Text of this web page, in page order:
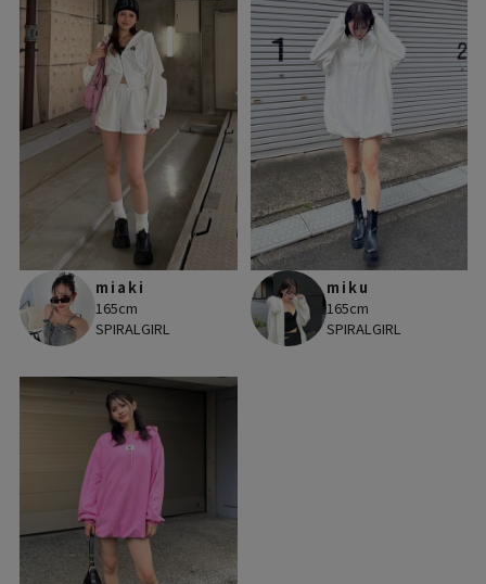
miaki
165cm
SPIRALGIRL
miku
165cm
SPIRALGIRL